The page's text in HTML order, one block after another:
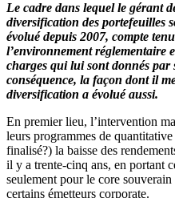
Le cadre dans lequel le gérant
diversification des portefeuilles
évolué depuis 2007, compte
l’environnement réglementaire
charges qui lui sont donnés
conséquence, la façon dont il
diversification a évolué aussi.
En premier lieu, l’intervention
leurs programmes de
finalisé?) la baisse des
il y a trente-cinq ans, en portant
seulement pour le core
certains émetteurs corporate.